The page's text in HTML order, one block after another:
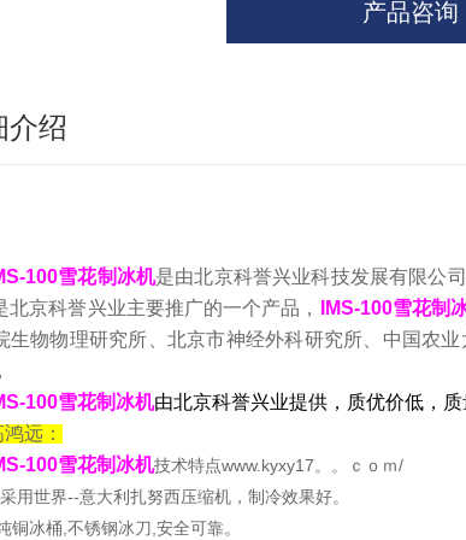
产品咨询
介绍
100雪花制冰机是由北京科誉兴业科技发展有限公
北京科誉兴业主要推广的一个产品，
IMS-100雪花制
生物物理研究所、北京市神经外科研究所、中国农
100雪花制冰机由北京科誉兴业提供，质优价低，质
远：
100雪花制冰机技术特点www.kyxy17。。ｃｏｍ/
采用世界--意大利扎努西压缩机，制冷效果好。
铜冰桶 不锈钢冰刀 安全可靠。